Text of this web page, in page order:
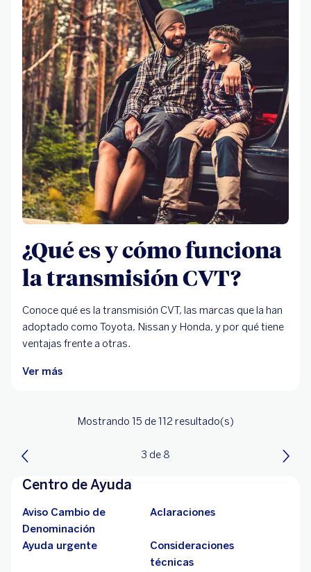
¿Qué es y cómo funciona
la transmisión CVT?
Conoce qué es la transmisión CVT, las marcas que la han
adoptado como Toyota, Nissan y Honda, y por qué tiene
ventajas frente a otras.
Ver más
3 de 8
Mostrando 15 de 112 resultado(s)
Centro de Ayuda
Aviso Cambio de
Denominación
Aclaraciones
Ayuda urgente
Consideraciones
técnicas